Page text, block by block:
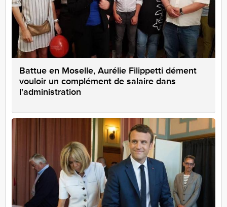
Battue en Moselle, Aurélie Filippetti dément
vouloir un complément de salaire dans
l'administration